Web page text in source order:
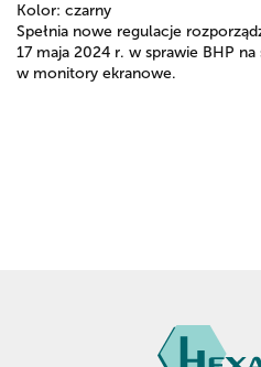
Kolor: czarny
Spełnia nowe regulacje
17 maja 2024 r. w sprawie BHP
w monitory ekranowe.